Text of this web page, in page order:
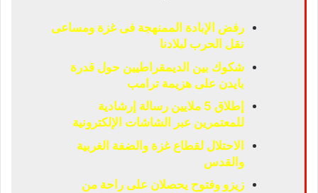
رفض الإبادة الممنهجة فى غزة ومساعى
نقل الحرب لبلادنا
شكوك بين الديمقراطيين حول قدرة
بايدن على هزيمة ترامب
إطلاق 5 ملايين رسالة إرشادية
للمعتمرين عبر الشاشات الإلكترونية
الاحتلال لقطاع غزة والضفة الغربية
والقدس
زيزو وفتوح يحصلان على راحة من